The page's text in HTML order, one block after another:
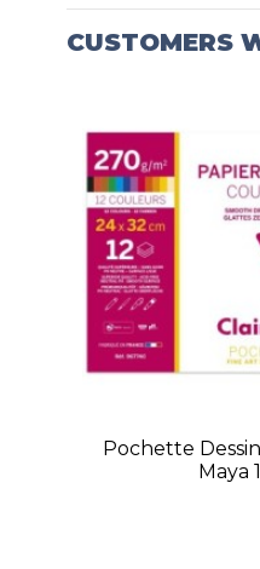
CUSTOMERS
Pochette
Maya